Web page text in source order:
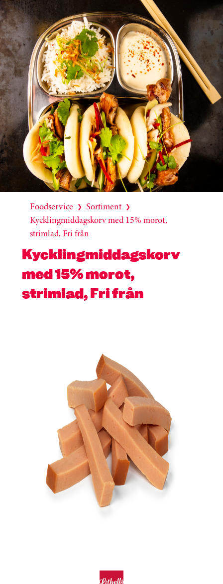
Foodservice ❯ Sortiment ❯
Kycklingmiddagskorv med 15% morot,
strimlad, Fri från
Kycklingmiddagskorv
med 15% morot,
strimlad, Fri från